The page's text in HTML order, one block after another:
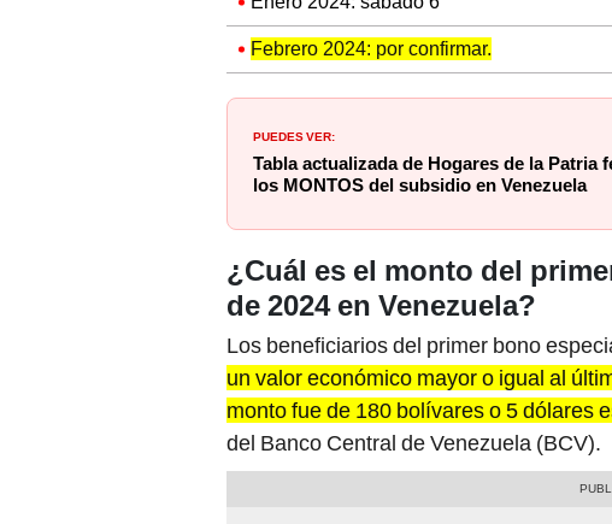
Febrero 2024: por confirmar.
Tabla actualizada de Hogares de la Patria
los MONTOS del subsidio en Venezuela
¿Cuál es el monto del
de 2024 en Venezuela?
un valor económico mayor o igual al
monto fue de 180 bolívares o 5 dólares
del Banco Central de Venezuela (BCV).